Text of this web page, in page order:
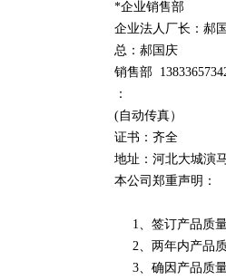
*企业销售部
企业法人厂长：郝
总：郝国庆
销售部 13833
：
(自动传真）
证书：齐全
地址：河北大城演
本公司郑重声明：
1、签订产品质量
2、两年内产品质
3、确因产品质量